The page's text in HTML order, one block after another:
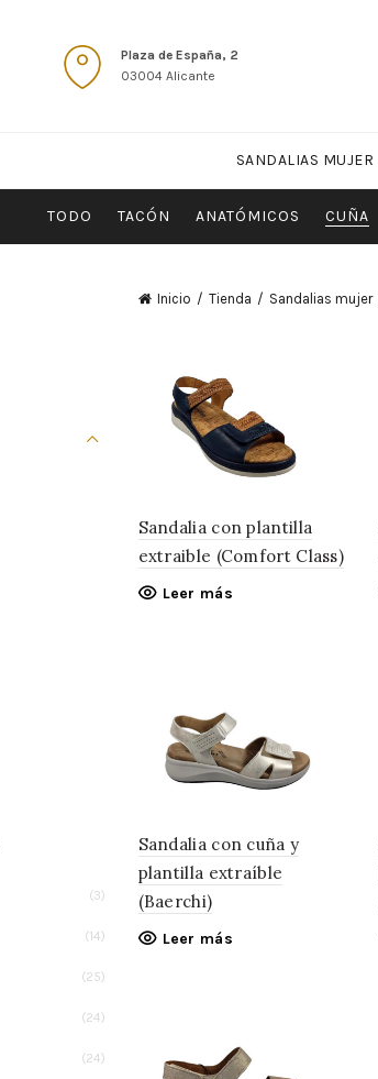
Plaza de España, 2
03004 Alicante
SANDALIAS MUJER
TODO TACÓN ANATÓMICOS CUÑA
Inicio Tienda Sandalias mujer
Sandalia con plantilla
extraible (Comfort Class)
Leer más
Sandalia con cuña y
plantilla extraíble
(Baerchi)
Leer más
(3)
(14)
(25)
(24)
(24)